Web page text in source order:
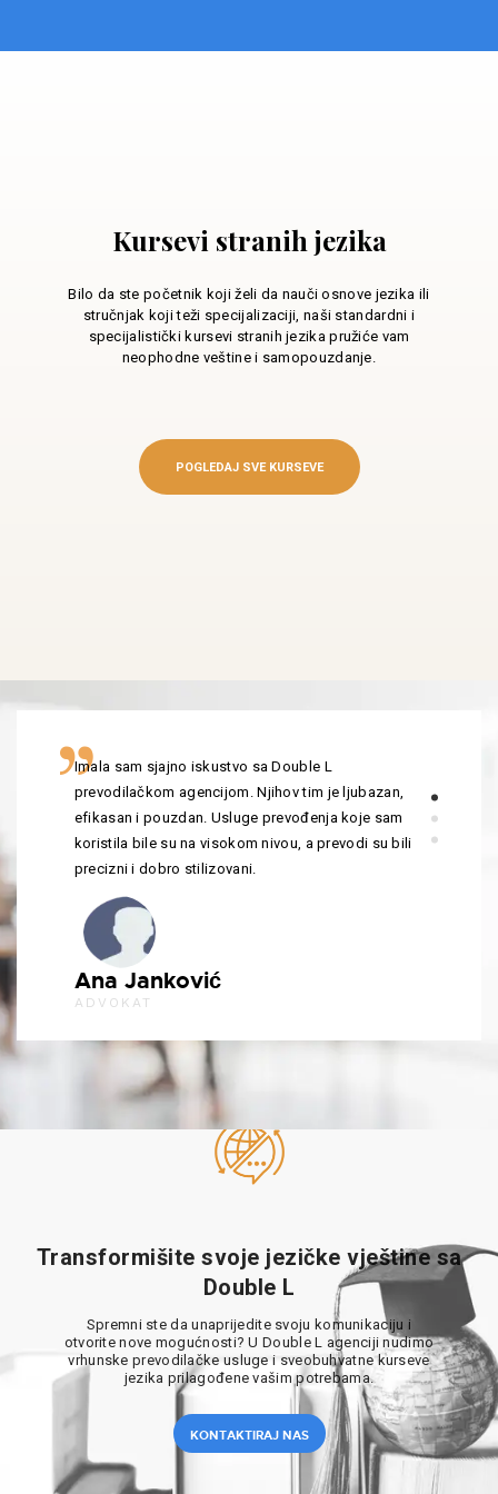
Kursevi stranih jezika
Bilo da ste početnik koji želi da nauči osnove jezika ili
stručnjak koji teži specijalizaciji, naši standardni i
specijalistički kursevi stranih jezika pružiće vam
neophodne veštine i samopouzdanje.
POGLEDAJ SVE KURSEVE
Imala sam sjajno iskustvo sa Double L
prevodilačkom agencijom. Njihov tim je ljubazan,
efikasan i pouzdan. Usluge prevođenja koje sam
koristila bile su na visokom nivou, a prevodi su bili
precizni i dobro stilizovani.
Ana Janković
ADVOKAT
Transformišite svoje jezičke vještine sa
Double L
Spremni ste da unaprijedite svoju komunikaciju i
otvorite nove mogućnosti? U Double L agenciji nudimo
vrhunske prevodilačke usluge i sveobuhvatne kurseve
jezika prilagođene vašim potrebama.
KONTAKTIRAJ NAS